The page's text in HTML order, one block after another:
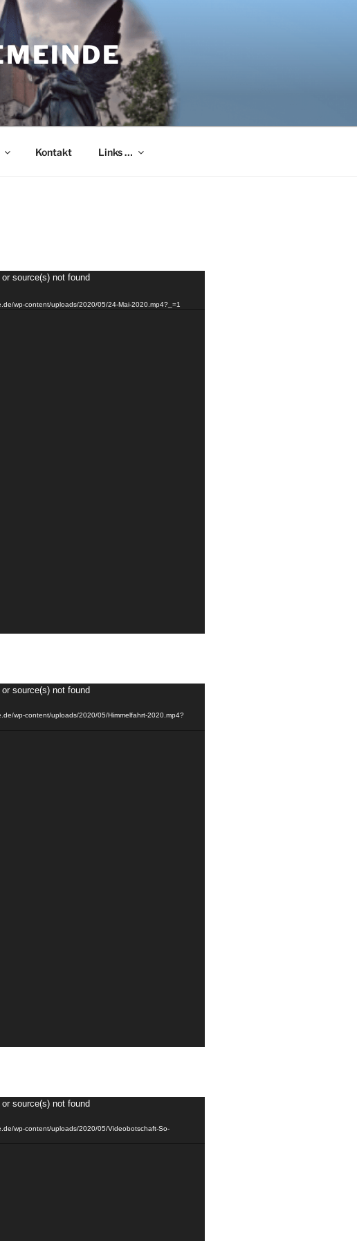
Kontakt Links …
source(s) not found
wp-content/uploads/2020/05/24-Mai-2020.mp4?_=1
source(s) not found
wp-content/uploads/2020/05/Himmelfahrt-2020.mp4?
source(s) not found
wp-content/uploads/2020/05/Videobotschaft-So-